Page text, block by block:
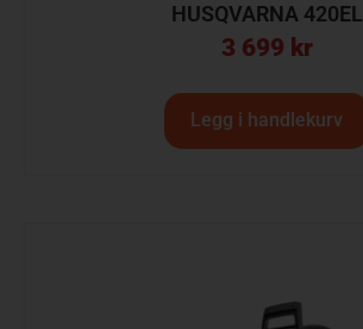
HUSQVARNA 420EL
3 699 kr
Legg i handlekurv